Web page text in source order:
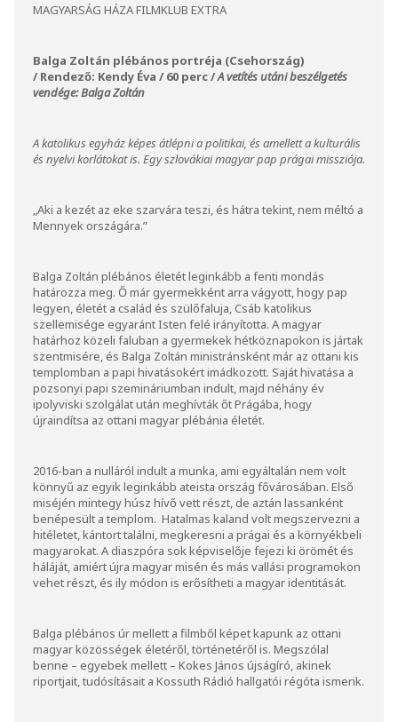
MAGYARSÁG HÁZA FILMKLUB EXTRA
Balga Zoltán plébános portréja (Csehország)
/ Rendező: Kendy Éva / 60 perc /A vetítés utáni beszélgetés
vendége: Balga Zoltán
A katolikus egyház képes átlépni a politikai, és amellett a kulturális
és nyelvi korlátokat is. Egy szlovákiai magyar pap prágai missziója.
„Aki a kezét az eke szarvára teszi, és hátra tekint, nem méltó a
Mennyek országára.”
Balga Zoltán plébános életét leginkább a fenti mondás
határozza meg. Ő már gyermekként arra vágyott, hogy pap
legyen, életét a család és szülőfaluja, Csáb katolikus
szellemisége egyaránt Isten felé irányította. A magyar
határhoz közeli faluban a gyermekek hétköznapokon is jártak
szentmisére, és Balga Zoltán ministránsként már az ottani kis
templomban a papi hivatásokért imádkozott. Saját hivatása a
pozsonyi papi szemináriumban indult, majd néhány év
ipolyviski szolgálat után meghívták őt Prágába, hogy
újraindítsa az ottani magyar plébánia életét.
2016-ban a nulláról indult a munka, ami egyáltalán nem volt
könnyű az egyik leginkább ateista ország fővárosában. Első
miséjén mintegy húsz hívő vett részt, de aztán lassanként
benépesült a templom. Hatalmas kaland volt megszervezni a
hitéletet, kántort találni, megkeresni a prágai és a környékbeli
magyarokat. A diaszpóra sok képviselője fejezi ki örömét és
háláját, amiért újra magyar misén és más vallási programokon
vehet részt, és ily módon is erősítheti a magyar identitását.
Balga plébános úr mellett a filmből képet kapunk az ottani
magyar közösségek életéről, történetéről is. Megszólal
benne – egyebek mellett – Kokes János újságíró, akinek
riportjait, tudósításait a Kossuth Rádió hallgatói régóta ismerik.